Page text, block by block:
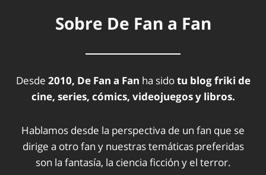
Sobre De Fan a Fan
Desde 2010, De Fan a Fan ha sidotu blog friki de
cine, series, cómics, videojuegos y libros.
Hablamos desde la perspectiva de un fan que se
dirige a otro fan y nuestras temáticas preferidas
son la fantasía, la ciencia ficción y el terror.